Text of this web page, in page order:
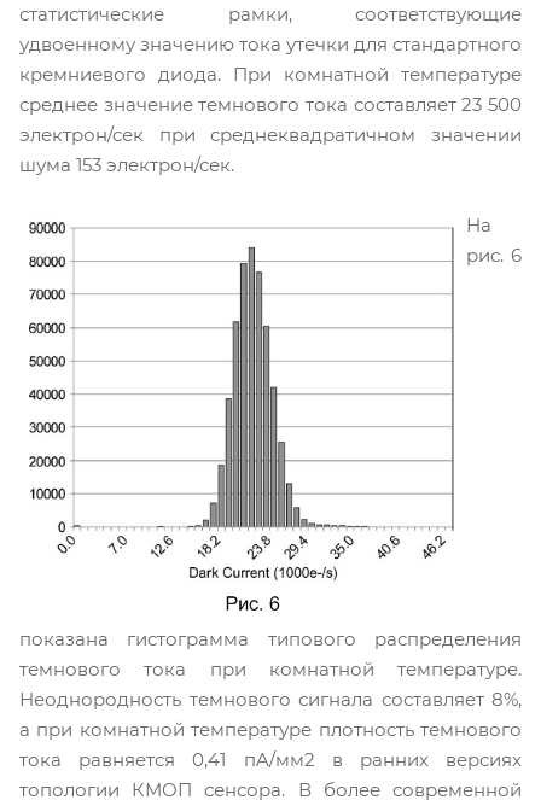
статистические рамки, соответствующие
удвоенному значению тока утечки для стандартного
кремниевого диода. При комнатной температуре
среднее значение темнового тока составляет 23 500
электрон/сек при среднеквадратичном значении
шума 153 электрон/сек.
На
рис. 6
показана гистограмма типового распределения
темнового тока при комнатной температуре.
Неоднородность темнового сигнала составляет 8%,
а при комнатной температуре плотность темнового
тока равняется 0,41 пA/мм2 в ранних версиях
топологии КМОП сенсора. В более современной